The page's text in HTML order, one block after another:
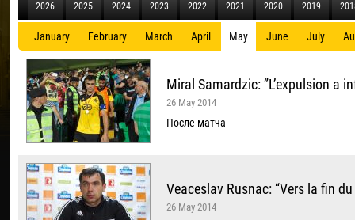
2026 2025 2024 2023 2022 2021 2020 2019
January February March April May June July
Miral Samardzic: ”L’expulsion a
26 May 2014
После матча
Veaceslav Rusnac: “Vers la fin
26 May 2014